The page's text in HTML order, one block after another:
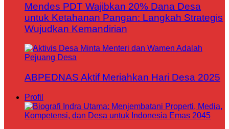
Mendes PDT Wajibkan 20% Dana Desa
untuk Ketahanan Pangan: Langkah Strategis
Wujudkan Kemandirian
ABPEDNAS Aktif Meriahkan Hari Desa 2025
Profil